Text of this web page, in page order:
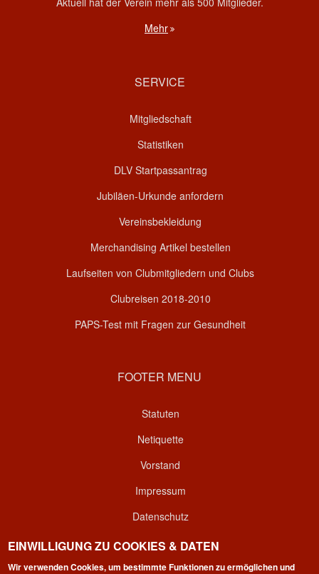
Mehr
SERVICE
Mitgliedschaft
Statistiken
DLV Startpassantrag
Jubiläen-Urkunde anfordern
Vereinsbekleidung
Merchandising Artikel bestellen
Laufseiten von Clubmitgliedern und Clubs
Clubreisen 2018-2010
PAPS-Test mit Fragen zur Gesundheit
FOOTER MENU
Statuten
Netiquette
Vorstand
Impressum
Datenschutz
Kontakt
Login
EINWILLIGUNG ZU COOKIES & DATEN
Wir verwenden Cookies, um bestimmte Funktionen zu ermöglichen und